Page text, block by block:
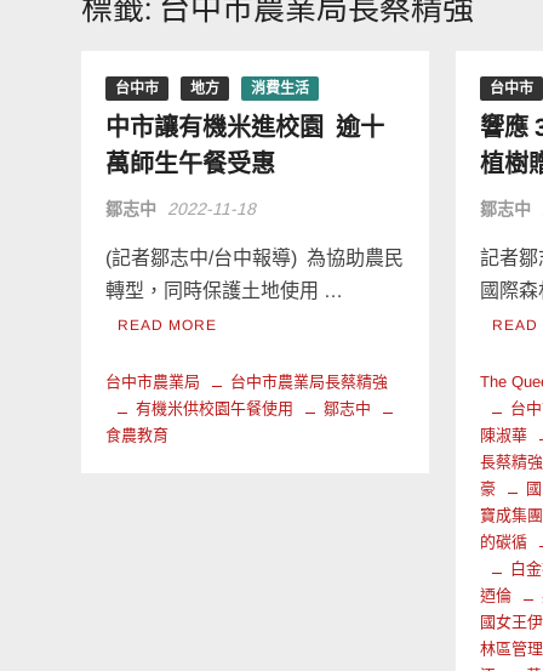
標籤: 台中市農業局長蔡精強
台中市 地方 消費生活
中市讓有機米進校園 逾十
萬師生午餐受惠
鄒志中 2022-11-18
(記者鄒志中/台中報導) 為協助農民
轉型，同時保護土地使用 …
READ MORE
台中市農業局
台中市農業局長蔡精強
有機米供校園午餐使用
鄒志中
食農教育
台中市
響應
植樹
鄒志中
記者
國際
READ
The
台
陳淑華
長蔡精強
豪
寶成集
的碳循
白
迺倫
國女王
林區管